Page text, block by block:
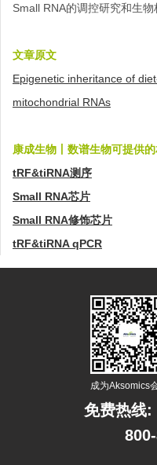
Small RNA的调控研究和生物
文章原文
Epigenetic inheritance of
mitochondrial RNAs
康成生物丨数谱生物可提供
tRF&tiRNA测序
Small RNA芯片
Small RNA修饰芯片
tRF&tiRNA qPCR
成为Aksomics
免费热线: